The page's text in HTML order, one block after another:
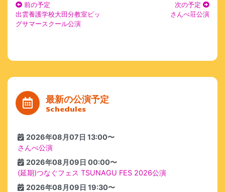
前の予定
出雲養護学校大田分教室ビッ
グサマースクール公演
次の予定
さんべ荘公演
最新の公演予定
Schedules
2026年08月07日 13:00〜
さんべ公演
2026年08月09日 00:00〜
(延期)つなぐフェス TSUNAGU FES 2026公演
2026年08月09日 19:30〜